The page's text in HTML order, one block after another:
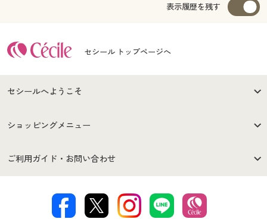
表示履歴を残す
セシール トップページへ
セシールへようこそ
はじめての方へ
セシールご利用規約
著作権・商標について 会社案内
ショッピングメニュー
商品カテゴリ
ご利用ガイド・お問い合わせ